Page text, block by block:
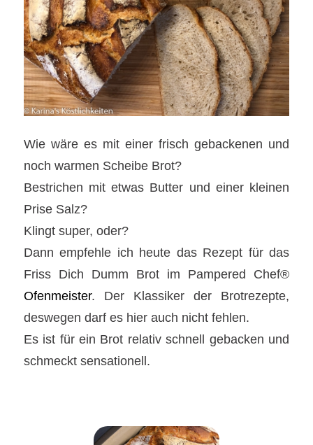
Wie wäre es mit einer frisch gebackenen und
noch warmen Scheibe Brot?
Bestrichen mit etwas Butter und einer kleinen
Prise Salz?
Klingt super, oder?
Dann empfehle ich heute das Rezept für das
Friss Dich Dumm Brot im Pampered Chef®
Ofenmeister. Der Klassiker der Brotrezepte,
deswegen darf es hier auch nicht fehlen.
Es ist für ein Brot relativ schnell gebacken und
schmeckt sensationell.